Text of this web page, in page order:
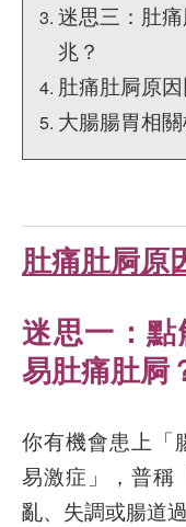
迷思三：肚
兆？
肚痛肚屙原
大腸腸胃相
肚痛肚屙原
迷思一：點
易肚痛肚屙
你有機會患上「
易激症」，普稱
亂、失調或腸道